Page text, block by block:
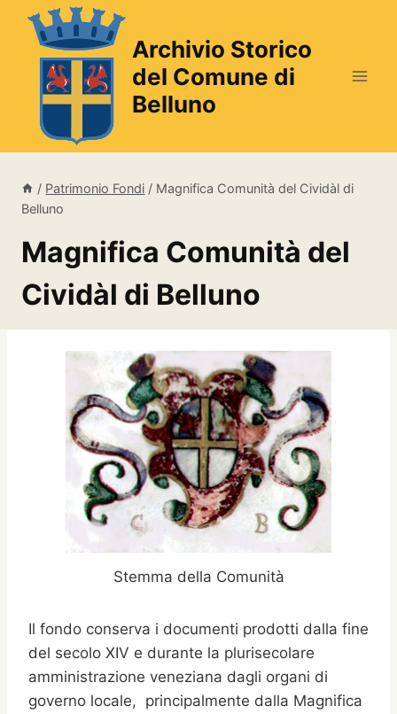
Salta
contenuto
Archivio Storico
del Comune di
Belluno
/ Patrimonio Fondi / Magnifica Comunità del Cividàl di
Belluno
Magnifica Comunità del
Cividàl di Belluno
Stemma della Comunità
Il fondo conserva i documenti prodotti dalla fine
del secolo XIV e durante la plurisecolare
amministrazione veneziana dagli organi di
governo locale, principalmente dalla Magnifica